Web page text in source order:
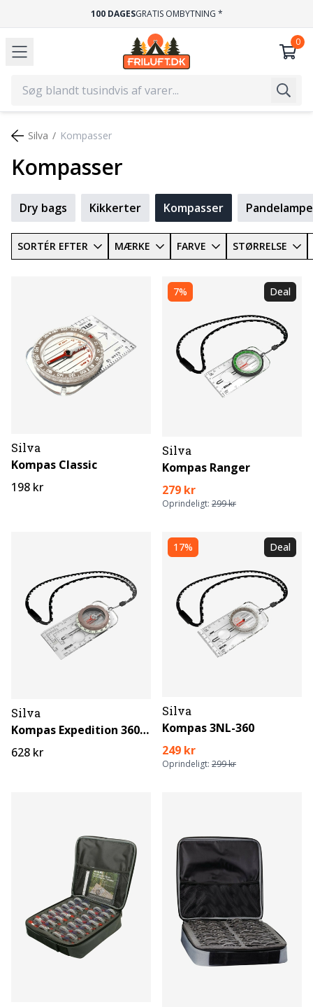
GRATIS FRAGTVED KØB OVER 499,-
Dry bags Kikkerter Kompasser
Silva Kompasser
Kompasser
SORTÉR EFTER MÆRKE FARVE STØRRELSE
Silva
Kompas Classic
198 kr
7% Deal
Silva
Kompas Ranger
279 kr
Oprindeligt: 299 kr
Silva
Kompas Expedition 360 Global
628 kr
17% Deal
Silva
Kompas 3NL-360
249 kr
Oprindeligt: 299 kr